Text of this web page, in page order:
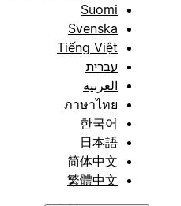
Suomi
Svenska
Tiếng Việt
עברית
العربية
ภาษาไทย
한국어
日本語
简体中文
繁體中文